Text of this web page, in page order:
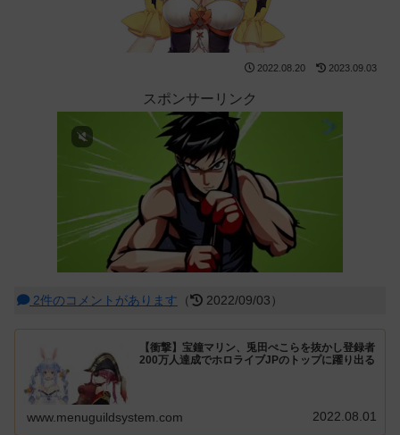
2022.08.20 2023.09.03
スポンサーリンク
2件のコメントがあります （ 2022/09/03）
【衝撃】宝鐘マリン、兎田ぺこらを抜かし登録者
200万人達成でホロライブJPのトップに躍り出る
www.menuguildsystem.com 2022.08.01